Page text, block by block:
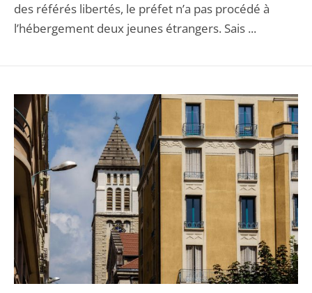
des référés libertés, le préfet n’a pas procédé à
l’hébergement deux jeunes étrangers. Sais ...